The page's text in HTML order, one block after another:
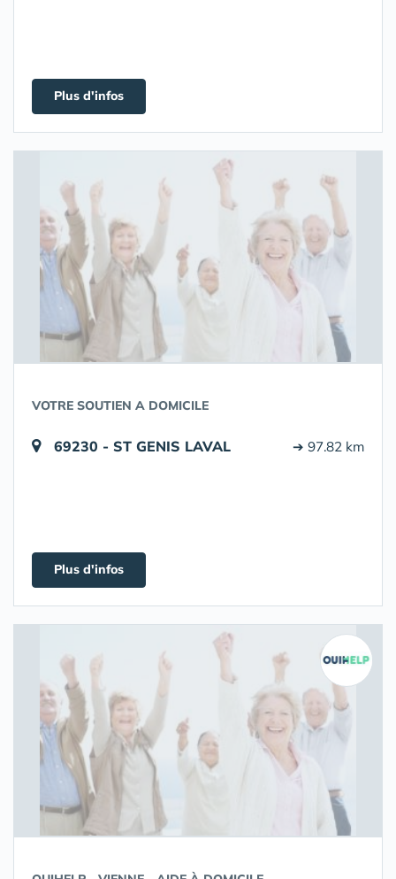
Plus d'infos
VOTRE SOUTIEN A DOMICILE
69230 - ST GENIS LAVAL ➔ 97.82 km
Plus d'infos